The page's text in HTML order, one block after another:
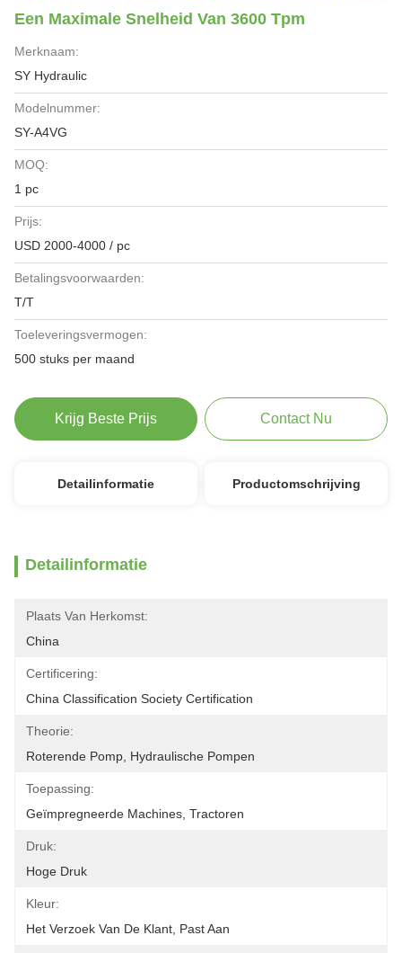
Een Maximale Snelheid Van 3600 Tpm
Merknaam:
SY Hydraulic
Modelnummer:
SY-A4VG
MOQ:
1 pc
Prijs:
USD 2000-4000 / pc
Betalingsvoorwaarden:
T/T
Toeleveringsvermogen:
500 stuks per maand
Krijg Beste Prijs Contact Nu
Detailinformatie Productomschrijving
Detailinformatie
Plaats Van Herkomst:
China
Certificering:
China Classification Society Certification
Theorie:
Roterende Pomp, Hydraulische Pompen
Toepassing:
Geïmpregneerde Machines, Tractoren
Druk:
Hoge Druk
Kleur:
Het Verzoek Van De Klant, Past Aan